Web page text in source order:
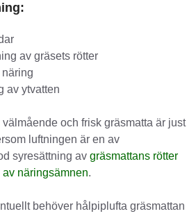
av gräsets rötter
av ytvatten
och frisk gräsmatta är just
luftningen är en av
syresättning av gräsmattans rötter
näringsämnen.
behöver hålpiplufta gräsmattan